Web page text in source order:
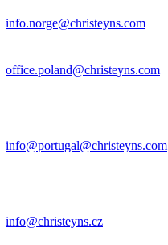
info.norge@christeyns.com
office.poland@christeyns.com
info@portugal@christeyns.com
info@christeyns.cz